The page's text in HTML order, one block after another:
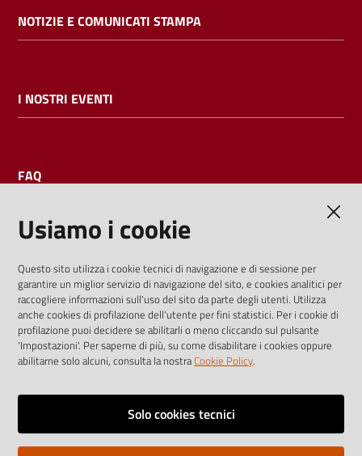
bibliotecario
NOTIZIE E COMUNICATI STAMPA
I NOSTRI EVENTI
FAQ
I dati personali pubblicati sono riutilizzabili solo alle condizioni
previste dalla direttiva comunitaria 2003/98/CE e dal d.lgs.
36/2006
Vai alla pagina
Note legali
Usiamo i cookie
Questo sito utilizza i cookie tecnici di navigazione e di sessione per
garantire un miglior servizio di navigazione del sito, e cookies analitici per
raccogliere informazioni sull'uso del sito da parte degli utenti. Utilizza
anche cookies di profilazione dell'utente per fini statistici. Per i cookie di
profilazione puoi decidere se abilitarli o meno cliccando sul pulsante
'Impostazioni'. Per saperne di più, su come disabilitare i cookies oppure
abilitarne solo alcuni, consulta la nostraCookie Policy.
Solo cookies tecnici